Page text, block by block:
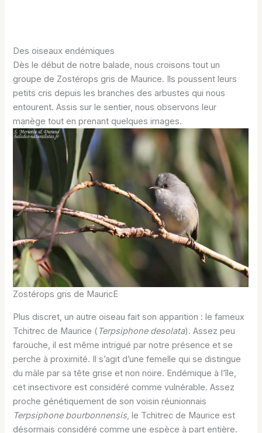
Des oiseaux endémiques
Dès le début de notre balade, nous croisons tout un
groupe de Zostérops gris de Maurice. Ils poussent leurs
petits cris depuis les branches des arbustes qui nous
entourent. Assis sur le sentier, nous observons leur
manège tout en prenant quelques images.
Zostérops gris de MauricE
Plus discret, un autre oiseau fait son apparition : le fameux
Tchitrec de Maurice ( Terpsiphone desolata). Assez peu
farouche, il est même intrigué par notre présence et se
perche à proximité. Il s’agit d’une femelle qui se distingue
du mâle par sa tête grise et non noire. Endémique à l’île,
cet insectivore est considéré comme vulnérable. Assez
proche génétiquement de son voisin réunionnais
Terpsiphone bourbonnensis, le Tchitrec de Maurice est
désormais considéré comme une espèce à part entière.